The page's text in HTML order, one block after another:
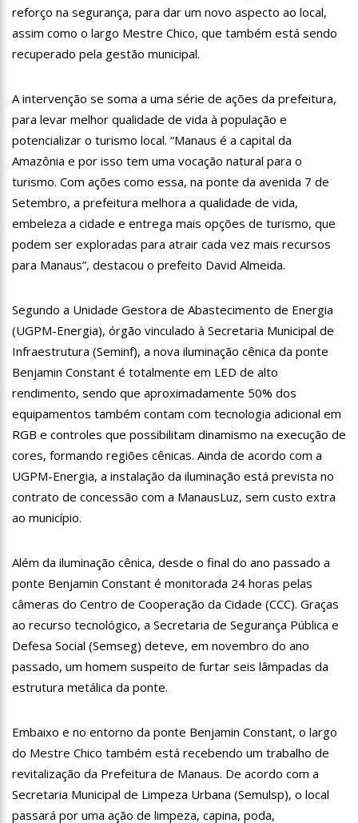
15:00 Com a família, Israel Carvalho participa de ato pró-Brasil
neste 07 de setembro
Hissa Abrahão é recebido por multidão na zona Leste de
Manaus
de enfermeiros
18:08 Com quase 300 mil votos para o Senado em 2018, Hissa é
recebido por multidão na zona Sul de Manaus
Hissa Abrahão dispara e deve ser o primeiro no Avante à
Câmara Federal
21:55 Hissa Abrahão fala em oportunidades para feirantes no
Eldorado
22:45 Hissa Abrahão tem candidatura deferida pela Justiça Eleitoral
20:33 Hissa Abrahão pede aos eleitores que compareçam às urnas
deste ano
10:32 Vacinação contra Covid-19 acontece em 12 postos neste
sábado em Manaus
18:03 Bolsistas do Prouni começam a receber hoje auxílio de R$
Pesquisa aponta que tecnologia pode ajudar na melhoria da
qualidade das escolas no Amazonas
20:07
Amazonino pretende transforma o estado em um canteiro de
obras para combater desemprego? fome e miséria
19:46 Viviane Lima é aposta do MDB para ser deputada federal do
Amazonas
Prefeitura abre credenciamento de prestadores de serviços
desponta nas pesquisas de intenção de votos
10:06 Populares expulsam equipe da Amazonas Energia que
tentava instalar novos medidores em Manaus
08:46 Bolsonaro vai retornar a Manaus na segunda quinzena de
Junho, afirma Menezes
PRÉ-CANDIDATURA – ‘Vamos mostrar nossa força’, diz Arthur
ao ser ovacionado em festa popular
14:41 Mais de 50 unidades de saúde da Prefeitura ofertam vacina
13:57 Moradores celebram pagamento de indenizações do Anel
Viário Leste
no Brasil
11:32 Engenheiro é o segundo brasileiro a viajar ao espaço, confira
agora:
reforço na segurança, para dar um novo aspecto ao local,
assim como o largo Mestre Chico, que também está sendo
recuperado pela gestão municipal.
A intervenção se soma a uma série de ações da prefeitura,
para levar melhor qualidade de vida à população e
potencializar o turismo local. “Manaus é a capital da
Amazônia e por isso tem uma vocação natural para o
turismo. Com ações como essa, na ponte da avenida 7 de
Setembro, a prefeitura melhora a qualidade de vida,
embeleza a cidade e entrega mais opções de turismo, que
podem ser exploradas para atrair cada vez mais recursos
para Manaus”, destacou o prefeito David Almeida.
Segundo a Unidade Gestora de Abastecimento de Energia
(UGPM-Energia), órgão vinculado à Secretaria Municipal de
Infraestrutura (Seminf), a nova iluminação cênica da ponte
Benjamin Constant é totalmente em LED de alto
rendimento, sendo que aproximadamente 50% dos
equipamentos também contam com tecnologia adicional em
RGB e controles que possibilitam dinamismo na execução de
cores, formando regiões cênicas. Ainda de acordo com a
UGPM-Energia, a instalação da iluminação está prevista no
contrato de concessão com a ManausLuz, sem custo extra
ao município.
Além da iluminação cênica, desde o final do ano passado a
ponte Benjamin Constant é monitorada 24 horas pelas
câmeras do Centro de Cooperação da Cidade (CCC). Graças
ao recurso tecnológico, a Secretaria de Segurança Pública e
Defesa Social (Semseg) deteve, em novembro do ano
passado, um homem suspeito de furtar seis lâmpadas da
estrutura metálica da ponte.
Embaixo e no entorno da ponte Benjamin Constant, o largo
do Mestre Chico também está recebendo um trabalho de
revitalização da Prefeitura de Manaus. De acordo com a
Secretaria Municipal de Limpeza Urbana (Semulsp), o local
passará por uma ação de limpeza, capina, poda,